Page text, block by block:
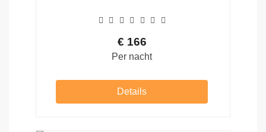
€ 166
Per nacht
Details